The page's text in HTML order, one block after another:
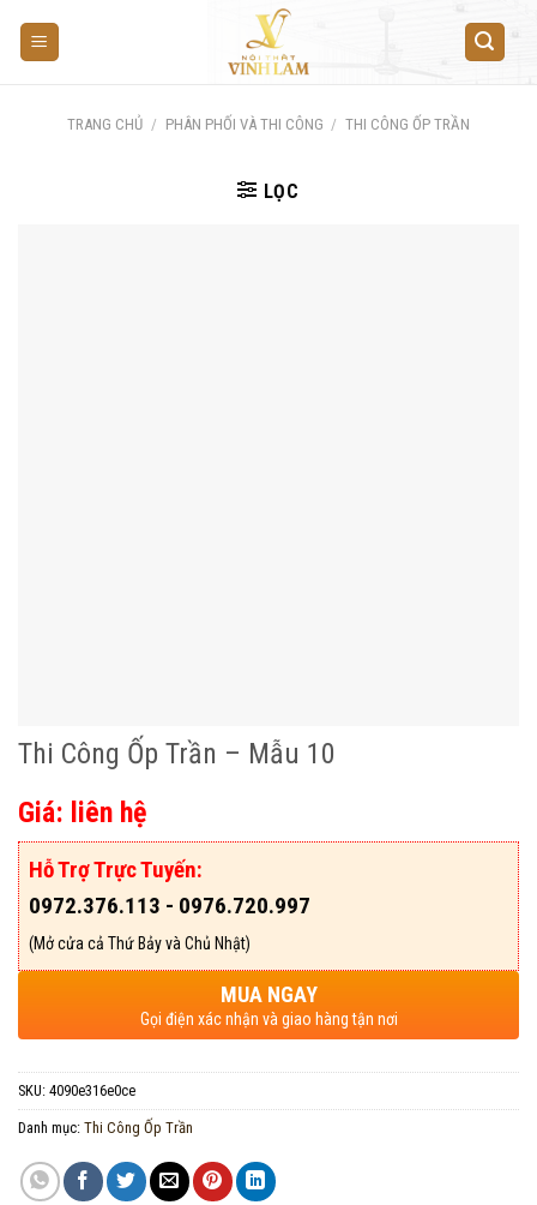
TRANG CHỦ / PHÂN PHỐI VÀ THI CÔNG / THI CÔNG ỐP TRẦN
LỌC
Thi Công Ốp Trần – Mẫu 10
Giá: liên hệ
Hỗ Trợ Trực Tuyến:
0972.376.113 - 0976.720.997
(Mở cửa cả Thứ Bảy và Chủ Nhật)
MUA NGAY
Gọi điện xác nhận và giao hàng tận nơi
SKU: 4090e316e0ce
Danh mục: Thi Công Ốp Trần